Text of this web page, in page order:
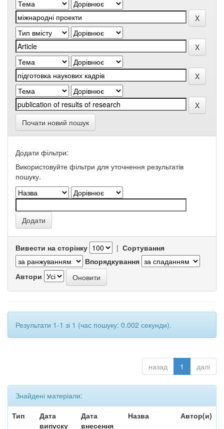
Почати новий пошук
Додати фільтри:
Використовуйте фільтри для уточнення результатів
пошуку.
Вивести на сторінку | Сортування
Впорядкування
Автори
Результати 1-1 зі 1 (час пошуку: 0.002 секунди).
назад 1 далі
Знайдені матеріали:
Тип
Дата
випуску
Дата
внесення
Назва Автор(и)